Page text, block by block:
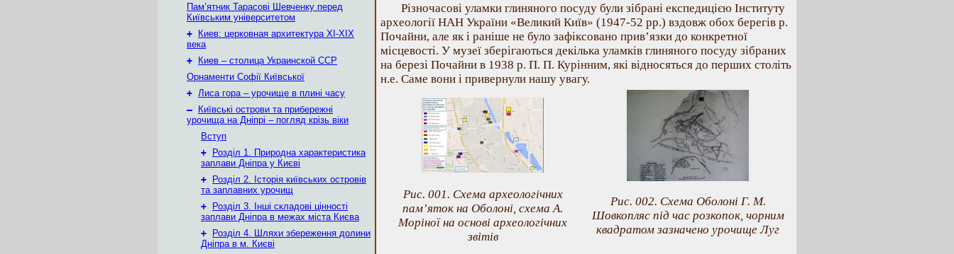
Пам’ятник Тарасові Шевченку перед
Київським університетом
+
Киев: церковная архитектура XI-XIX
века
+
Киев – столица Украинской ССР
Орнаменти Софії Київської
+ Лиса гора – урочище в плині часу
–
Київські острови та прибережні
урочища на Дніпрі – погляд крізь віки
Вступ
+
Розділ 1. Природна характеристика
заплави Дніпра у Києві
+
Розділ 2. Історія київських островів
та заплавних урочищ
+
Розділ 3. Інші складові цінності
заплави Дніпра в межах міста Києва
+
Розділ 4. Шляхи збереження долини
Дніпра в м. Києві
Різночасові уламки глиняного посуду були зібрані експедицією Інституту
археології НАН України «Великий Київ» (1947-52 рр.) вздовж обох берегів р.
Почайни, але як і раніше не було зафіксовано прив’язки до конкретної
місцевості. У музеї зберігаються декілька уламків глиняного посуду зібраних
на березі Почайни в 1938 р. П. П. Курінним, які відносяться до перших століть
н.е. Саме вони і привернули нашу увагу.
Рис. 001. Схема археологічних
пам’яток на Оболоні, схема А.
Моріної на основі археологічних
звітів
Рис. 002. Схема Оболоні Г. М.
Шовкопляс під час розкопок, чорним
квадратом зазначено урочище Луг